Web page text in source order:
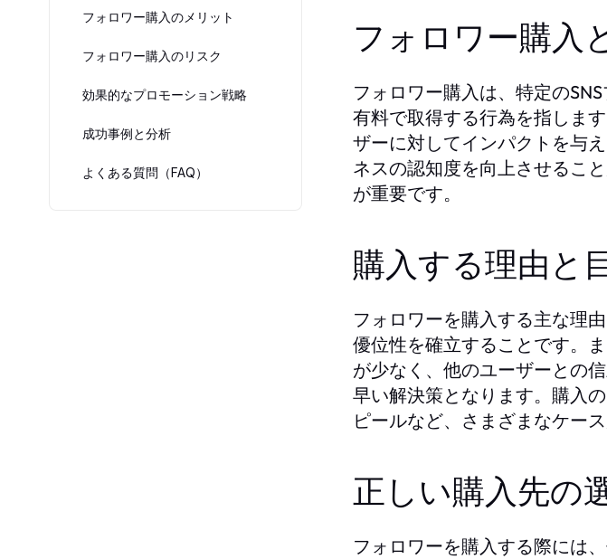
フォロワー購入のメリット
フォロワー購入のリスク
効果的なプロモーション戦略
成功事例と分析
よくある質問（FAQ）
フォロワー購入
フォロワー購入は、特定の
有料で取得する行為を指しま
ザーに対してインパクトを与
ネスの認知度を向上させるこ
が重要です。
購入する理由と
フォロワーを購入する主な理
優位性を確立することです。
が少なく、他のユーザーとの
早い解決策となります。購入
ピールなど、さまざまなケース
正しい購入先の
フォロワーを購入する際には